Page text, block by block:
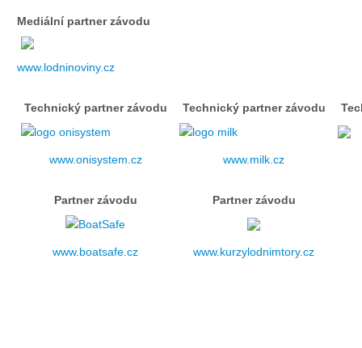
Lodě - registrace
Rádio (MF, HF, VHF)
Kapitánské zkoušky
Soutěže a závody
Mediální partner závodu
www.lodninoviny.cz
Technický partner závodu Technický partner závodu
www.onisystem.cz www.milk.cz
Partner závodu Partner závodu
www.boatsafe.cz www.kurzylodnimtory.cz